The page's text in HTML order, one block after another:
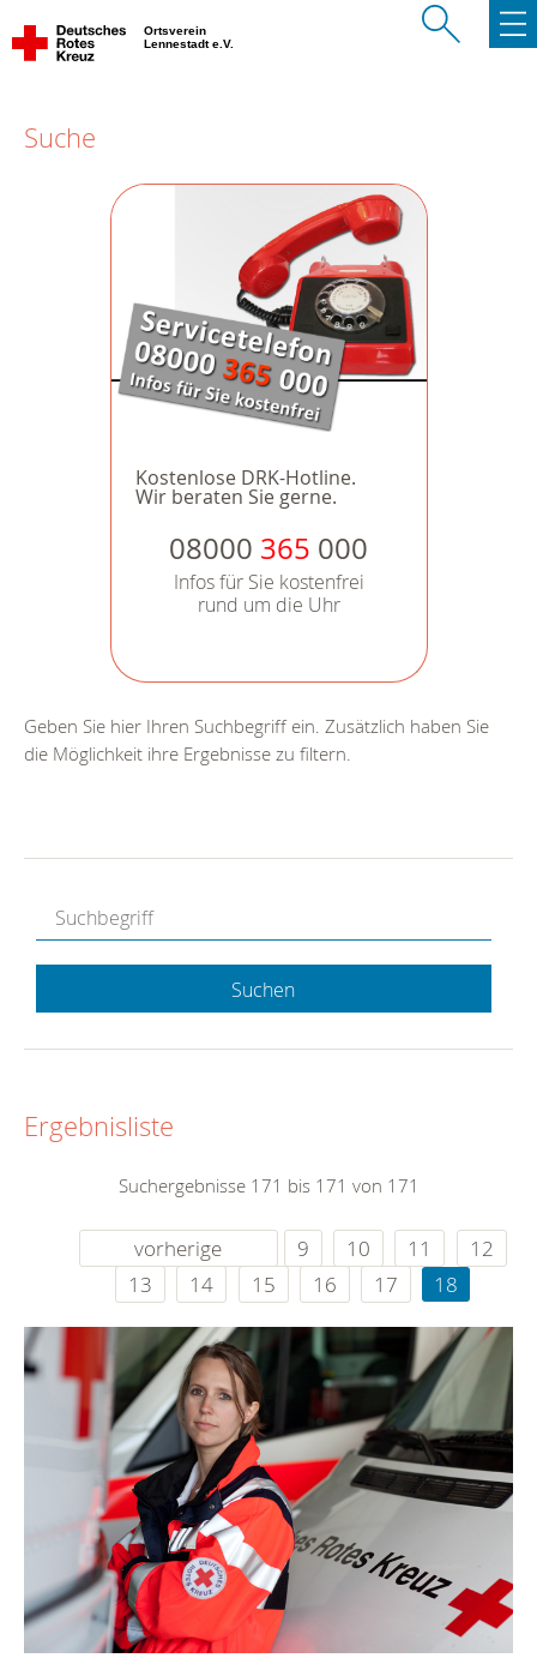
Ortsverein
Lennestadt e.V.
Suche
Kostenlose DRK-Hotline.
Wir beraten Sie gerne.
08000 365 000
Infos für Sie kostenfrei
rund um die Uhr
Geben Sie hier Ihren Suchbegriff ein. Zusätzlich haben Sie
die Möglichkeit ihre Ergebnisse zu filtern.
Suchen
Ergebnisliste
Suchergebnisse 171 bis 171 von 171
vorherige 9 10 11
12
13
14 15 16 17 18